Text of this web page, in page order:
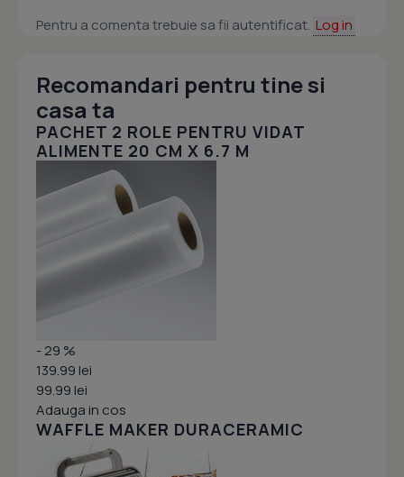
Pentru a comenta trebuie sa fii autentificat. Log in
Recomandari pentru tine si
casa ta
PACHET 2 ROLE PENTRU VIDAT
ALIMENTE 20 CM X 6.7 M
- 29 %
139.99 lei
99.99 lei
Adauga in cos
WAFFLE MAKER DURACERAMIC